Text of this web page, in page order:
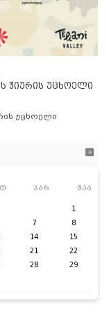
ს ჟიურის უცხოელი
უცხოელი
პარ შაბ
1
7
8
14
15
21
22
28
29